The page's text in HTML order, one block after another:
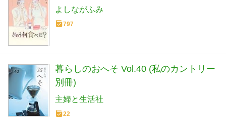
よしながふみ
797
暮らしのおへそ Vol.40 (私のカントリー
別冊)
主婦と生活社
22